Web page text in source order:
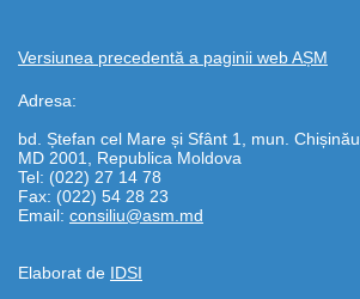
Versiunea precedentă a paginii web AȘM
Adresa:
bd. Ștefan cel Mare și Sfânt 1, mun. Chișinău
MD 2001, Republica Moldova
Tel: (022) 27 14 78
Fax: (022) 54 28 23
Email: consiliu@asm.md
Elaborat de IDSI